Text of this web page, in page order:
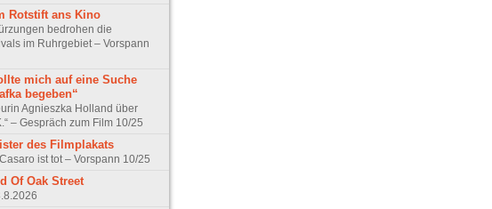
Rotstift ans Kino
bedrohen die
im Ruhrgebiet – Vorspann
mich auf eine Suche
begeben“
Agnieszka Holland über
– Gespräch zum Film 10/25
des Filmplakats
ist tot – Vorspann 10/25
Of Oak Street